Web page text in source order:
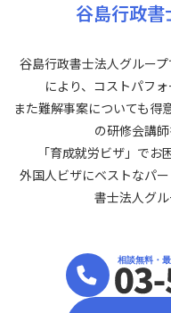
谷島行政書
谷島行政書士法人グルー
により、コストパフ
また難解事案についても得
の研修会講
「育成就労ビザ」でお
外国人ビザにベストなパ
書士法人グル